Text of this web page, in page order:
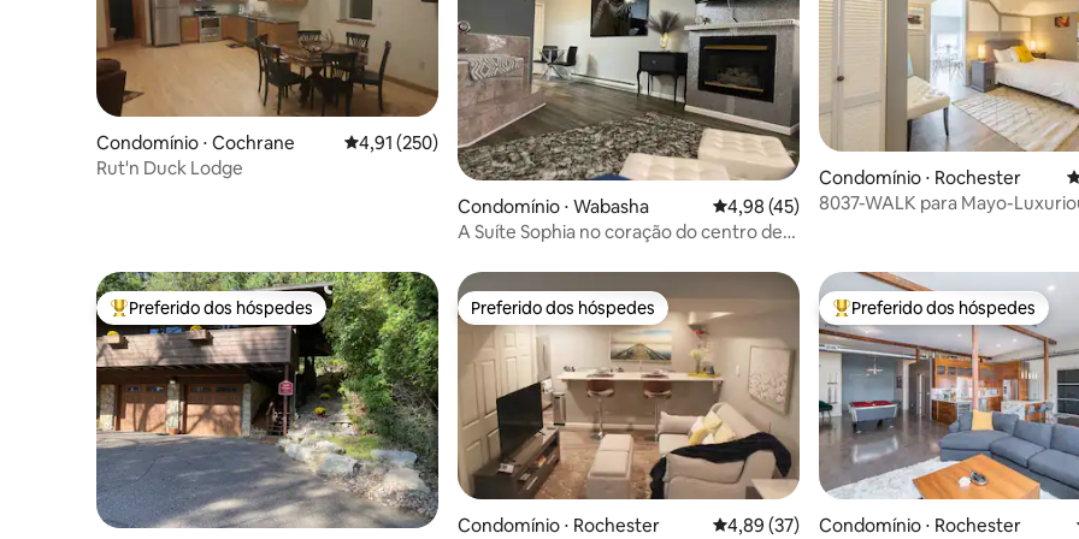
Condomínio ⋅ Cochrane 4,91 de uma avaliação média de 5, 250 avaliações
4,91 (250)
Rut'n Duck Lodge
Condomínio ⋅ Wabasha 4,98 de uma avaliação média de 5, 45
4,98 (45)
A Suíte Sophia no coração do centro de
Condomínio ⋅ Rochester
8037-WALK para Mayo-
Entre os melhores preferidos dos hóspedes
Preferido dos hóspedes Preferido dos hóspedes
Preferido dos hóspedes
Condomínio ⋅ Rochester 4,89 de uma avaliação média de 5, 37
4,89 (37)
Entre os melhores preferidos
Preferido dos hóspedes
Condomínio ⋅ Rochester